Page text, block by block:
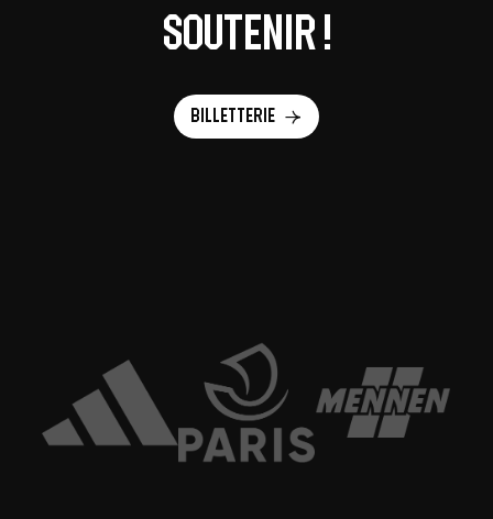
soutenir !
Billetterie